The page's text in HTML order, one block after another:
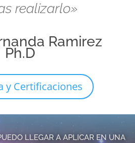
realizarlo»
Ramirez
Ph.D
y Certificaciones
LLEGAR A APLICAR EN UNA